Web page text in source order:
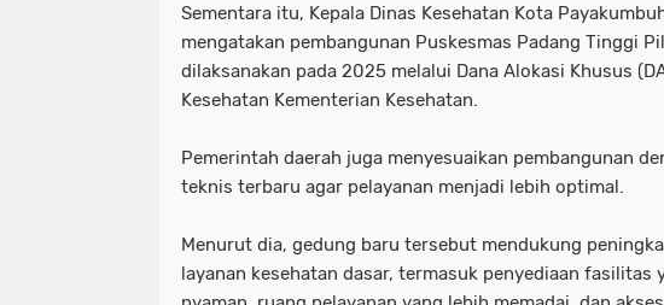
Sementara itu, Kepala Dinas Kesehatan Kota
mengatakan pembangunan Puskesmas Padang Tinggi
dilaksanakan pada 2025 melalui Dana Alokasi Khusus
Kesehatan Kementerian Kesehatan.
Pemerintah daerah juga menyesuaikan pembangunan
teknis terbaru agar pelayanan menjadi lebih optimal.
Menurut dia, gedung baru tersebut mendukung
layanan kesehatan dasar, termasuk penyediaan fasilitas